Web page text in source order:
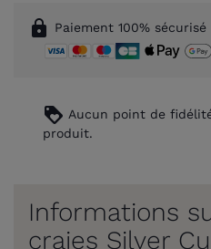
lock Paiement 100% sécurisé
loyalty Aucun point de
produit.
Informations
craies Silver